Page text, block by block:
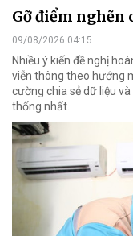
Gỡ điểm nghẽn
09/08/2026 04:15
Nhiều ý kiến đề nghị
viễn thông theo hướng
cường chia sẻ dữ liệu
thống nhất.